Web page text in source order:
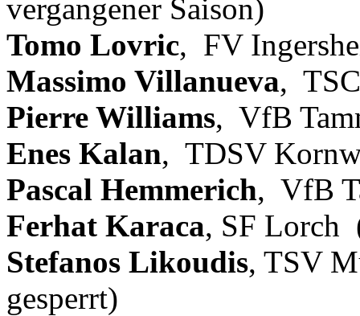
vergangener Saison)
Tomo Lovric, FV
Massimo Villanueva,
Pierre Williams, VfB
Enes Kalan, TDSV
Pascal Hemmerich, VfB
Ferhat Karaca, SF Lorch
Stefanos Likoudis, TSV
gesperrt)